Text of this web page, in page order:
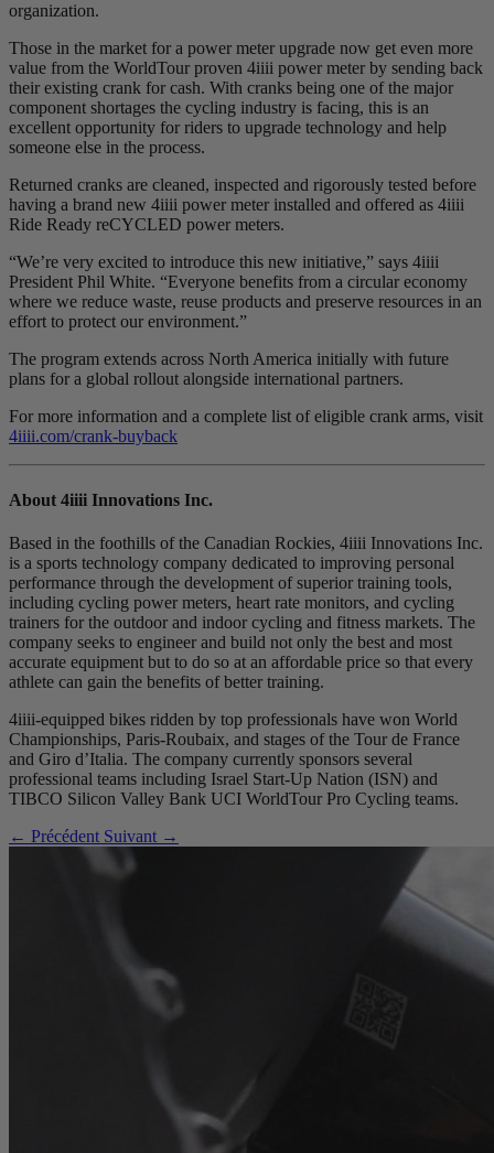
organization.
Those in the market for a power meter upgrade now get even more
value from the WorldTour proven 4iiii power meter by sending back
their existing crank for cash. With cranks being one of the major
component shortages the cycling industry is facing, this is an
excellent opportunity for riders to upgrade technology and help
someone else in the process.
Returned cranks are cleaned, inspected and rigorously tested before
having a brand new 4iiii power meter installed and offered as 4iiii
Ride Ready reCYCLED power meters.
“We’re very excited to introduce this new initiative,” says 4iiii
President Phil White. “Everyone benefits from a circular economy
where we reduce waste, reuse products and preserve resources in an
effort to protect our environment.”
The program extends across North America initially with future
plans for a global rollout alongside international partners.
For more information and a complete list of eligible crank arms, visit
4iiii.com/crank-buyback
About 4iiii Innovations Inc.
Based in the foothills of the Canadian Rockies, 4iiii Innovations Inc.
is a sports technology company dedicated to improving personal
performance through the development of superior training tools,
including cycling power meters, heart rate monitors, and cycling
trainers for the outdoor and indoor cycling and fitness markets. The
company seeks to engineer and build not only the best and most
accurate equipment but to do so at an affordable price so that every
athlete can gain the benefits of better training.
4iiii-equipped bikes ridden by top professionals have won World
Championships, Paris-Roubaix, and stages of the Tour de France
and Giro d’Italia. The company currently sponsors several
professional teams including Israel Start-Up Nation (ISN) and
TIBCO Silicon Valley Bank UCI WorldTour Pro Cycling teams.
← Précédent Suivant →